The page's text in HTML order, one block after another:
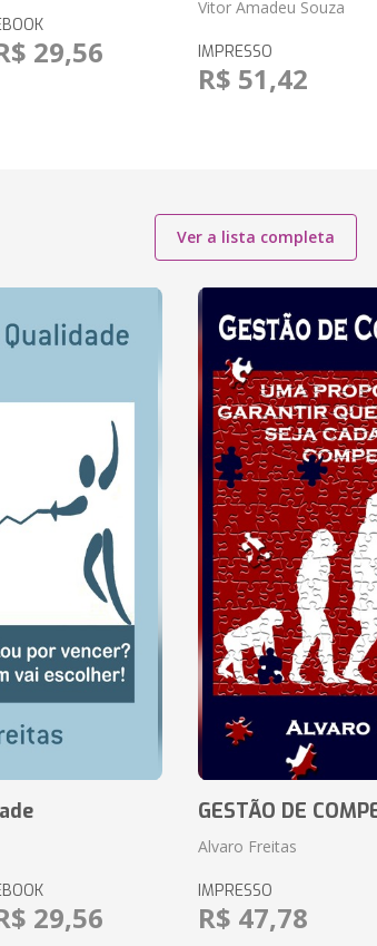
29,56
Vitor Amadeu Souza
IMPRESSO
R$ 51,42
Ver a lista completa
29,56
GESTÃO DE
Alvaro Freitas
IMPRESSO
R$ 47,78